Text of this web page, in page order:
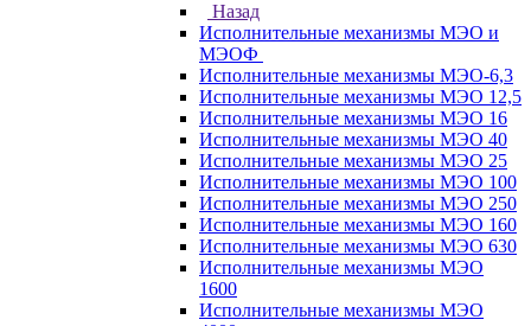
Назад
Исполнительные механизмы МЭО и
МЭОФ
Исполнительные механизмы МЭО-6,3
Исполнительные механизмы МЭО 12,5
Исполнительные механизмы МЭО 16
Исполнительные механизмы МЭО 40
Исполнительные механизмы МЭО 25
Исполнительные механизмы МЭО 100
Исполнительные механизмы МЭО 250
Исполнительные механизмы МЭО 160
Исполнительные механизмы МЭО 630
Исполнительные механизмы МЭО
1600
Исполнительные механизмы МЭО